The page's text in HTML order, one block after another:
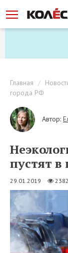
Главная
города РФ
Автор:
пустят в
29.01.2019 2382